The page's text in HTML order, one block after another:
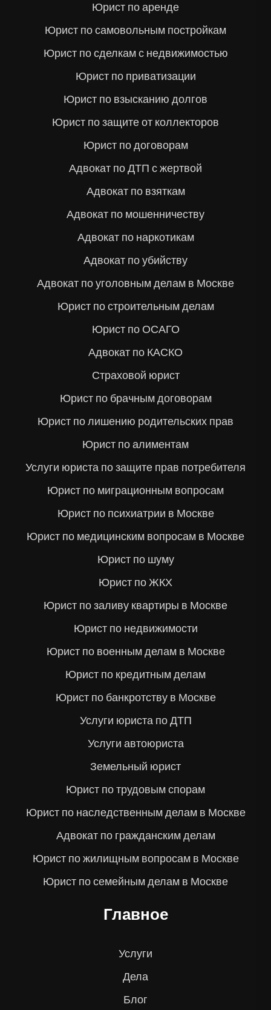
Юрист по аренде
Юрист по самовольным постройкам
Юрист по сделкам с недвижимостью
Юрист по приватизации
Юрист по взысканию долгов
Юрист по защите от коллекторов
Юрист по договорам
Адвокат по ДТП с жертвой
Адвокат по взяткам
Адвокат по мошенничеству
Адвокат по наркотикам
Адвокат по убийству
Адвокат по уголовным делам в Москве
Юрист по строительным делам
Юрист по ОСАГО
Адвокат по КАСКО
Страховой юрист
Юрист по брачным договорам
Юрист по лишению родительских прав
Юрист по алиментам
Услуги юриста по защите прав потребителя
Юрист по миграционным вопросам
Юрист по психиатрии в Москве
Юрист по медицинским вопросам в Москве
Юрист по шуму
Юрист по ЖКХ
Юрист по заливу квартиры в Москве
Юрист по недвижимости
Юрист по военным делам в Москве
Юрист по кредитным делам
Юрист по банкротству в Москве
Услуги юриста по ДТП
Услуги автоюриста
Земельный юрист
Юрист по трудовым спорам
Юрист по наследственным делам в Москве
Адвокат по гражданским делам
Юрист по жилищным вопросам в Москве
Юрист по семейным делам в Москве
Главное
Услуги
Дела
Блог